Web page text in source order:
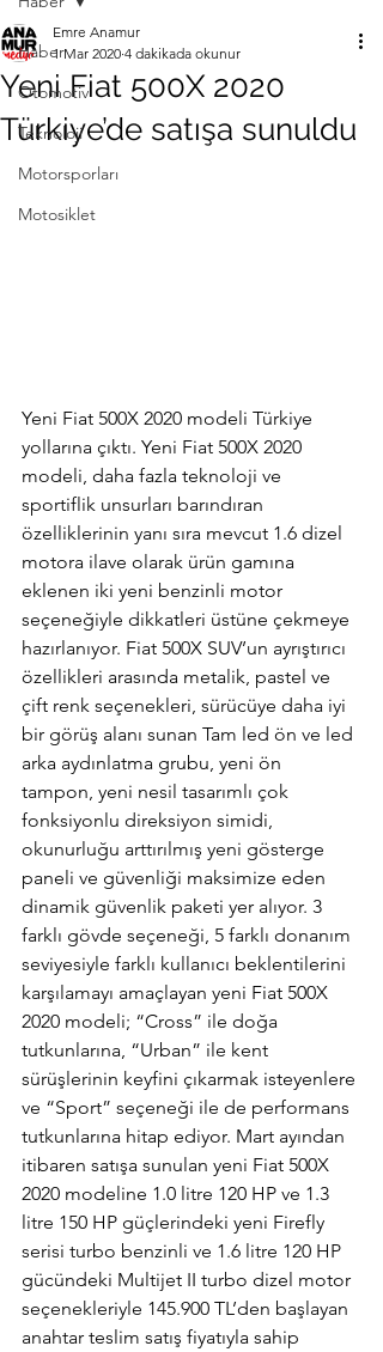
Haber
Otomotiv
Teknoloji
Motorsporları
Motosiklet
Yeni Fiat 500X 2020
Türkiye’de satışa sunuldu
Emre Anamur
1 Mar 2020 4 dakikada okunur
Yeni Fiat 500X 2020 modeli Türkiye
yollarına çıktı. Yeni Fiat 500X 2020
modeli, daha fazla teknoloji ve
sportiflik unsurları barındıran
özelliklerinin yanı sıra mevcut 1.6 dizel
motora ilave olarak ürün gamına
eklenen iki yeni benzinli motor
seçeneğiyle dikkatleri üstüne çekmeye
hazırlanıyor. Fiat 500X SUV’un ayrıştırıcı
özellikleri arasında metalik, pastel ve
çift renk seçenekleri, sürücüye daha iyi
bir görüş alanı sunan Tam led ön ve led
arka aydınlatma grubu, yeni ön
tampon, yeni nesil tasarımlı çok
fonksiyonlu direksiyon simidi,
okunurluğu arttırılmış yeni gösterge
paneli ve güvenliği maksimize eden
dinamik güvenlik paketi yer alıyor. 3
farklı gövde seçeneği, 5 farklı donanım
seviyesiyle farklı kullanıcı beklentilerini
karşılamayı amaçlayan yeni Fiat 500X
2020 modeli; “Cross” ile doğa
tutkunlarına, “Urban” ile kent
sürüşlerinin keyfini çıkarmak isteyenlere
ve “Sport” seçeneği ile de performans
tutkunlarına hitap ediyor. Mart ayından
itibaren satışa sunulan yeni Fiat 500X
2020 modeline 1.0 litre 120 HP ve 1.3
litre 150 HP güçlerindeki yeni Firefly
serisi turbo benzinli ve 1.6 litre 120 HP
gücündeki Multijet II turbo dizel motor
seçenekleriyle 145.900 TL’den başlayan
anahtar teslim satış fiyatıyla sahip